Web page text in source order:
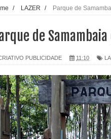
Agência do
Nova mistura
Campanha
Relatório
Renata
/ LAZER / Parque de
de
PUBLICIDADE 11:10